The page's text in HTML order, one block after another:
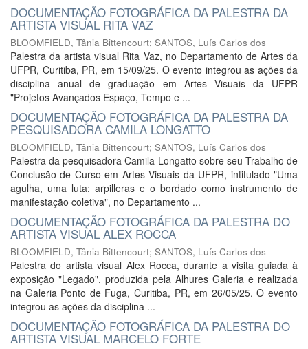
DOCUMENTAÇÃO FOTOGRÁFICA DA PALESTRA DA
ARTISTA VISUAL RITA VAZ
BLOOMFIELD, Tânia Bittencourt; SANTOS, Luís Carlos dos
Palestra da artista visual Rita Vaz, no Departamento de Artes da
UFPR, Curitiba, PR, em 15/09/25. O evento integrou as ações da
disciplina anual de graduação em Artes Visuais da UFPR
"Projetos Avançados Espaço, Tempo e ...
DOCUMENTAÇÃO FOTOGRÁFICA DA PALESTRA DA
PESQUISADORA CAMILA LONGATTO
BLOOMFIELD, Tânia Bittencourt; SANTOS, Luís Carlos dos
Palestra da pesquisadora Camila Longatto sobre seu Trabalho de
Conclusão de Curso em Artes Visuais da UFPR, intitulado "Uma
agulha, uma luta: arpilleras e o bordado como instrumento de
manifestação coletiva", no Departamento ...
DOCUMENTAÇÃO FOTOGRÁFICA DA PALESTRA DO
ARTISTA VISUAL ALEX ROCCA
BLOOMFIELD, Tânia Bittencourt; SANTOS, Luís Carlos dos
Palestra do artista visual Alex Rocca, durante a visita guiada à
exposição "Legado", produzida pela Alhures Galeria e realizada
na Galeria Ponto de Fuga, Curitiba, PR, em 26/05/25. O evento
integrou as ações da disciplina ...
DOCUMENTAÇÃO FOTOGRÁFICA DA PALESTRA DO
ARTISTA VISUAL MARCELO FORTE